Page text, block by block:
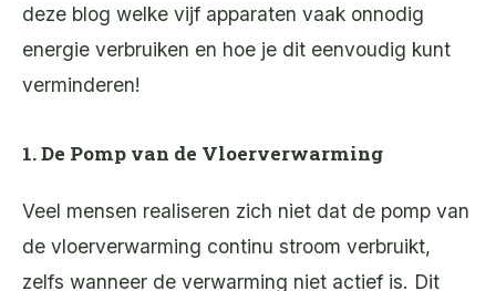
deze blog welke vijf apparaten vaak onnodig
energie verbruiken en hoe je dit eenvoudig kunt
verminderen!
1. De Pomp van de Vloerverwarming
Veel mensen realiseren zich niet dat de pomp van
de vloerverwarming continu stroom verbruikt,
zelfs wanneer de verwarming niet actief is. Dit